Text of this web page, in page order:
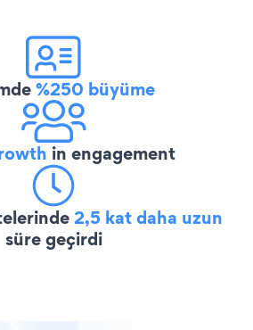
%250 büyüme
in engagement
2,5 kat daha uzun
süre geçirdi